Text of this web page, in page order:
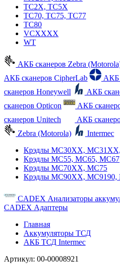
TC2X, TC5X
TC70, TC75, TC77
TC80
VCXXXX
WT
АКБ сканеров Zebra
АКБ сканеров CipherLab
АКБ
сканеров Honeywell
АКБ
сканеров Opticon
АКБ
сканеров Unitech
АКБ
Zebra (Motorola)
Intermec
Крэдлы MC30XX,
Крэдлы MC55, MC65, MC67
Крэдлы MC70XX, MC75
Крэдлы MC90XX, MC9190,
CADEX Анализаторы
CADEX Адаптеры
Главная
Аккумуляторы ТСД
АКБ ТСД Intermec
Артикул: 00-00008921